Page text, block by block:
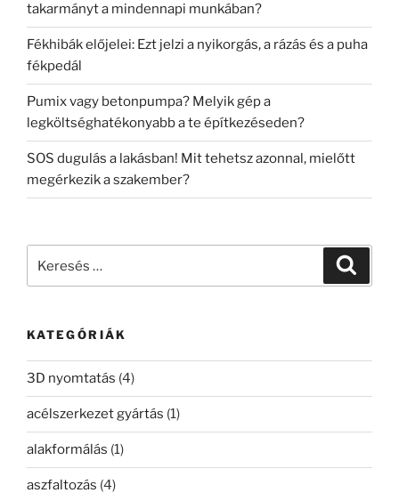
takarmányt a mindennapi munkában?
Fékhibák előjelei: Ezt jelzi a nyikorgás, a rázás és a puha
fékpedál
Pumix vagy betonpumpa? Melyik gép a
legköltséghatékonyabb a te építkezéseden?
SOS dugulás a lakásban! Mit tehetsz azonnal, mielőtt
megérkezik a szakember?
KATEGÓRIÁK
3D nyomtatás (4)
acélszerkezet gyártás (1)
alakformálás (1)
aszfaltozás (4)